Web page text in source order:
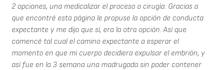
2 opciones, una medicalizar el proceso o cirugía. Gracias a
que encontré esta página le propuse la opción de conducta
expectante y me dijo que sí, era la otra opción. Así que
comencé tal cual el camino expectante a esperar el
momento en que mi cuerpo decidiera expulsar el embrión, y
así fue en la 3 semana una madrugada sin poder contener